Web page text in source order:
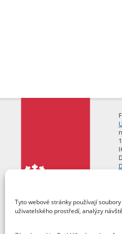
Tyto webové stránky používají
uživatelského prostředí, analýzy